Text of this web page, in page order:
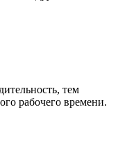
тем
рабочего времени.